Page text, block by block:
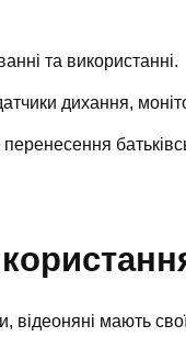
та використанні.
дихання,
перенесення
мають